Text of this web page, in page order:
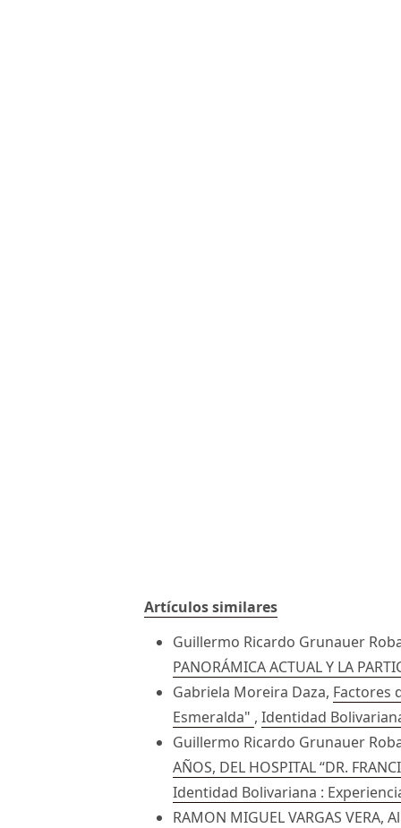
Artículos similares
Guillermo Ricardo Grunauer
PANORÁMICA ACTUAL Y LA
Gabriela Moreira Daza, Factores
Esmeralda" ,Identidad
Guillermo Ricardo Grunauer
AÑOS, DEL HOSPITAL “DR.
Identidad Bolivariana :
RAMON MIGUEL VARGAS